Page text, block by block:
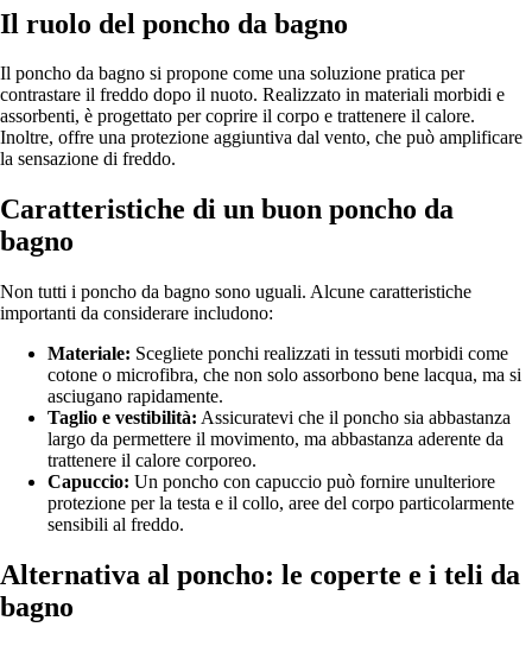
Il ruolo del poncho da bagno
Il poncho da bagno si propone come una soluzione pratica per
contrastare il freddo dopo il nuoto. Realizzato in materiali morbidi e
assorbenti, è progettato per coprire il corpo e trattenere il calore.
Inoltre, offre una protezione aggiuntiva dal vento, che può amplificare
la sensazione di freddo.
Caratteristiche di un buon poncho da
bagno
Non tutti i poncho da bagno sono uguali. Alcune caratteristiche
importanti da considerare includono:
Materiale: Scegliete ponchi realizzati in tessuti morbidi come
cotone o microfibra, che non solo assorbono bene lacqua, ma si
asciugano rapidamente.
Taglio e vestibilità: Assicuratevi che il poncho sia abbastanza
largo da permettere il movimento, ma abbastanza aderente da
trattenere il calore corporeo.
Capuccio: Un poncho con capuccio può fornire unulteriore
protezione per la testa e il collo, aree del corpo particolarmente
sensibili al freddo.
Alternativa al poncho: le coperte e i teli da
bagno